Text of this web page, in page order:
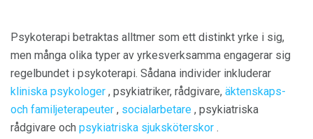
Psykoterapi betraktas alltmer som ett distinkt yrke i sig,
men många olika typer av yrkesverksamma engagerar sig
regelbundet i psykoterapi. Sådana individer inkluderar
kliniska psykologer , psykiatriker, rådgivare, äktenskaps-
och familjeterapeuter , socialarbetare , psykiatriska
rådgivare och psykiatriska sjuksköterskor .